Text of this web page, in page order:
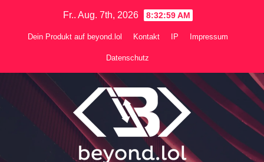
Fr.. Aug. 7th, 2026 8:33:00 AM
Dein Produkt auf beyond.lol Kontakt IP Impressum
Datenschutz